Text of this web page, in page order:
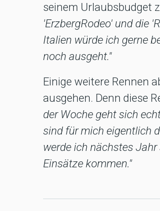
seinem Urlaubsbudget
'ErzbergRodeo' und die
Italien würde ich gerne
noch ausgeht."
Einige weitere Rennen
ausgehen. Denn diese
der Woche geht sich
sind für mich eigentlich
werde ich nächstes
Einsätze kommen."